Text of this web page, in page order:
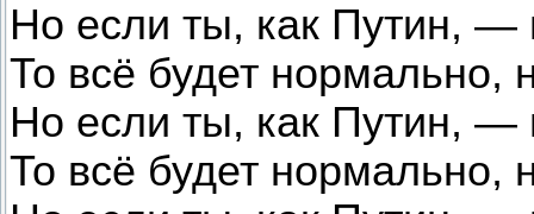
Но если ты, как Путин, —
То всё будет нормально,
Но если ты, как Путин, —
То всё будет нормально,